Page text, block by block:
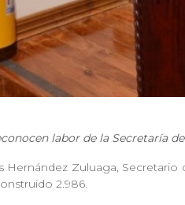
labor de la Secretaría de
Hernández Zuluaga, Secretario
2.986.